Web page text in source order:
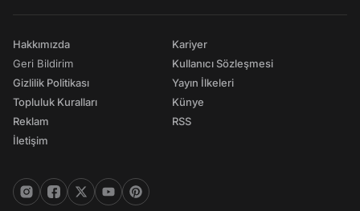
Hakkımızda
Geri Bildirim
Gizlilik Politikası
Topluluk Kuralları
Reklam
İletişim
Kariyer
Kullanıcı Sözleşmesi
Yayın İlkeleri
Künye
RSS